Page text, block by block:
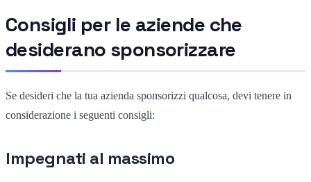
Consigli per le aziende che
desiderano sponsorizzare
Se desideri che la tua azienda sponsorizzi qualcosa, devi tenere in
considerazione i seguenti consigli:
Impegnati al massimo